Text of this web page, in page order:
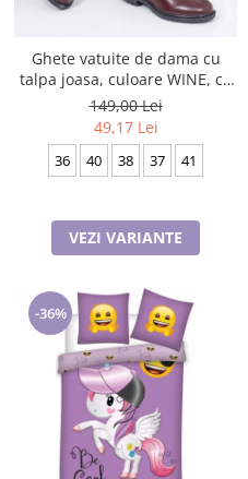
Ghete vatuite de dama cu
talpa joasa, culoare WINE, cu
catarama pe lateral
149,00 Lei
49,17 Lei
36 40 38 37 41
VEZI VARIANTE
-36%